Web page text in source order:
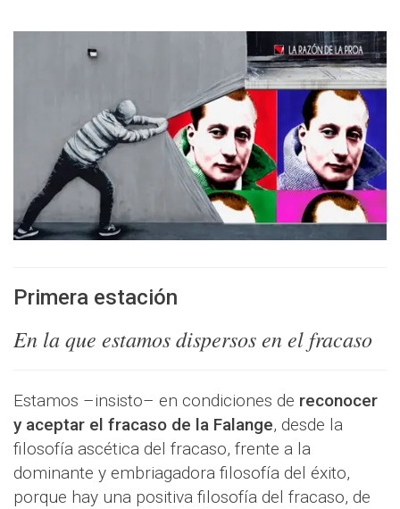
Primera estación
En la que estamos dispersos en el fracaso
Estamos –insisto– en condiciones de reconocer
y aceptar el fracaso de la Falange, desde la
filosofía ascética del fracaso, frente a la
dominante y embriagadora filosofía del éxito,
porque hay una positiva filosofía del fracaso, de